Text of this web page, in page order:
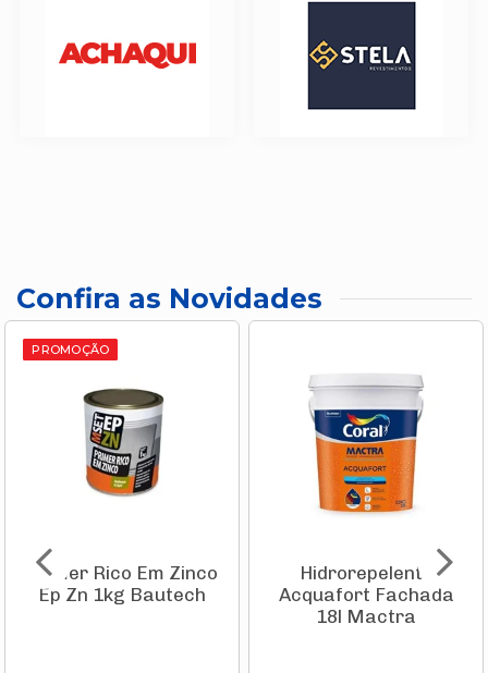
Confira as Novidades
PROMOÇÃO
Primer Rico Em Zinco
Ep Zn 1kg Bautech
Hidrorepelente
Acquafort Fachada
18l Mactra